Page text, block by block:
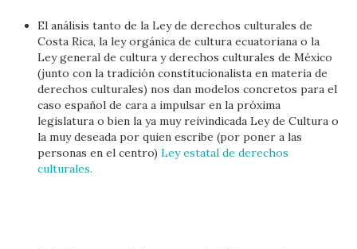
El análisis tanto de la Ley de derechos culturales de
Costa Rica, la ley orgánica de cultura ecuatoriana o la
Ley general de cultura y derechos culturales de México
(junto con la tradición constitucionalista en materia de
derechos culturales) nos dan modelos concretos para el
caso español de cara a impulsar en la próxima
legislatura o bien la ya muy reivindicada Ley de Cultura o
la muy deseada por quien escribe (por poner a las
personas en el centro)Ley estatal de derechos
culturales.